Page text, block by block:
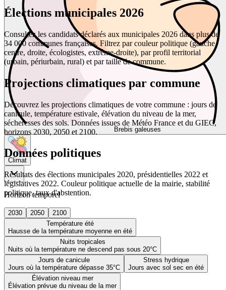
Brebis galeuses
Climat
Horizon temporel
2030 2050
2100
Température été
Hausse de la température moyenne en été
Nuits tropicales
Nuits où la température ne descend pas sous 20°C
Jours de canicule
Jours où la température dépasse 35°C
Stress hydrique
Jours avec sol sec en été
Élévation niveau mer
Élévation prévue du niveau de la mer
Élections municipales 2026
Consultez les candidats déclarés aux municipales 2026 dans plus de
34 000 communes françaises. Filtrez par couleur politique (gauche,
centre, droite, écologistes, extrême-droite), par profil territorial
(urbain, périurbain, rural) et par taille de commune.
Projections climatiques par commune
Découvrez les projections climatiques de votre commune : jours de
canicule, température estivale, élévation du niveau de la mer,
sécheresses des sols. Données issues de Météo France et du GIEC,
horizons 2030, 2050 et 2100.
Données politiques
Résultats des élections municipales 2020, présidentielles 2022 et
législatives 2022. Couleur politique actuelle de la mairie, stabilité
politique, taux d'abstention.